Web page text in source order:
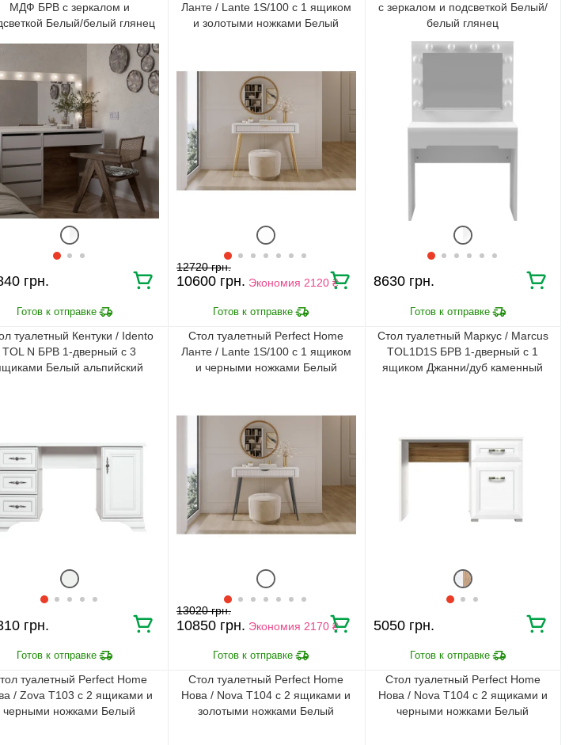
МДФ БРВ с зеркалом и
Белый/белый глянец
Ланте / Lante 1S/100 с 1 ящиком
и золотыми ножками Белый
12720
10600 Экономия 2120 ₴
с зеркалом и подсветкой Белый/
белый глянец
8630
туалетный Кентуки / Idento
TOL N БРВ 1-дверный с 3
Белый альпийский
Стол туалетный Perfect Home
Ланте / Lante 1S/100 с 1 ящиком
и черными ножками Белый
13020
10850 Экономия 2170 ₴
Стол туалетный Маркус / Marcus
TOL1D1S БРВ 1-дверный с 1
ящиком Джанни/дуб каменный
5050
туалетный Perfect Home
/ Zova T103 с 2 ящиками и
черными ножками Белый
Стол туалетный Perfect Home
Нова / Nova T104 с 2 ящиками и
золотыми ножками Белый
Стол туалетный Perfect Home
Нова / Nova T104 с 2 ящиками и
черными ножками Белый